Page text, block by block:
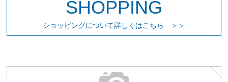
SHOPPING
ショッピングについて詳しくはこちら ＞＞